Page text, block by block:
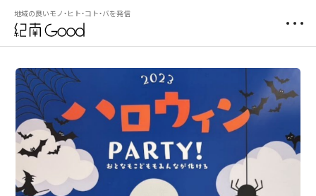
地域の良いモノ・ヒト・コト・バを発信